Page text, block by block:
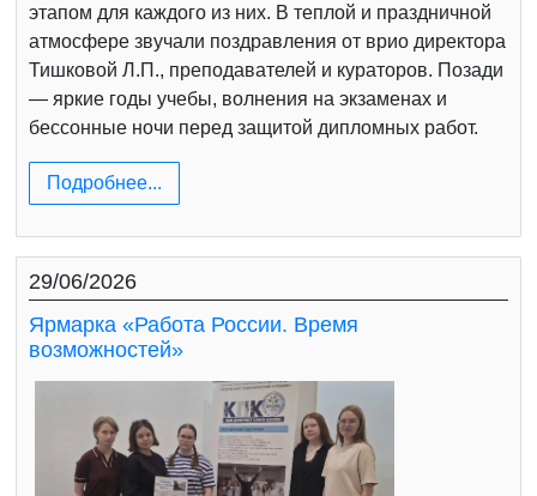
этапом для каждого из них. В теплой и праздничной
атмосфере звучали поздравления от врио директора
Тишковой Л.П., преподавателей и кураторов. Позади
— яркие годы учебы, волнения на экзаменах и
бессонные ночи перед защитой дипломных работ.
Подробнее...
29/06/2026
Ярмарка «Работа России. Время
возможностей»